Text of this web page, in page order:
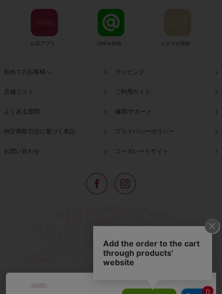
公式アプリ LINE@登録 メルマガ登録
初めてのお客様へ ラッピング
店舗リスト ご利用ガイド
よくある質問 修理/サポート
特定商取引法に基づく表記 プライバシーポリシー
お問い合わせ コーポレートサイト
イタリア、フランス、アメリカなどからインポートした
メインに、時計、バッグ、財布、小物、
レディースウェアや、ここでしか手に入らない
オリジナルアイテムなどを幅広くご用意しています。
公式通販サイトではネックレスやイヤリングをはじめとする
アビステの幅広い商品を取り揃え、
人気ランキングやテレビなどメディア着用商品、